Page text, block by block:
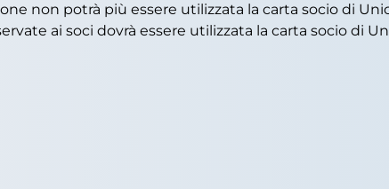
non potrà più essere utilizzata la carta socio di
ai soci dovrà essere utilizzata la carta socio di